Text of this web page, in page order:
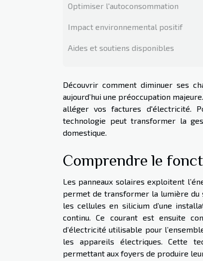
Optimiser l'autoconsommation
Impact environnemental positif
Aides et soutiens disponibles
Découvrir comment diminuer ses
aujourd’hui une préoccupation
alléger vos factures d'électricité.
technologie peut transformer la
domestique.
Comprendre le
Les panneaux solaires exploitent
permet de transformer la lumière du
les cellules en silicium d’une
continu. Ce courant est ensuite
d’électricité utilisable pour
les appareils électriques. Cette
permettant aux foyers de produire